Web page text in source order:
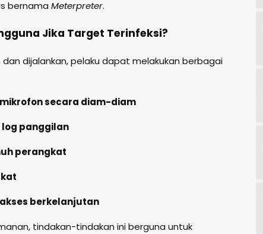
bernama Meterpreter.
Jika Target Terinfeksi?
dijalankan, pelaku dapat melakukan berbagai
secara diam-diam
log panggilan
perangkat
berkelanjutan
tindakan-tindakan ini berguna untuk